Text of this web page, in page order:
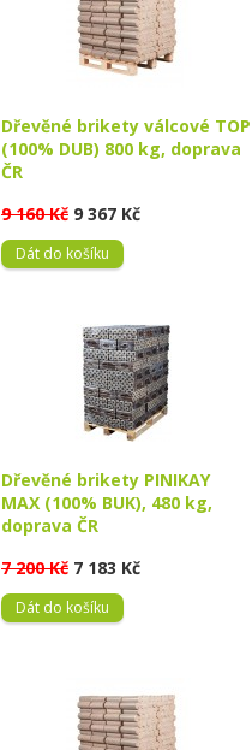
Dřevěné brikety válcové TOP
(100% DUB) 800 kg, doprava
ČR
9 160 Kč 9 367 Kč
Dát do košíku
Dřevěné brikety PINIKAY
MAX (100% BUK), 480 kg,
doprava ČR
7 200 Kč 7 183 Kč
Dát do košíku